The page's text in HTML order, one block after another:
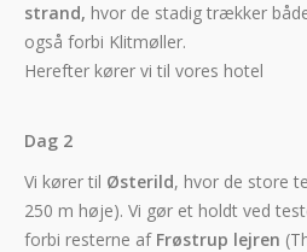
strand, hvor de stadig trækker
også forbi Klitmøller.
Herefter kører vi til vores hotel
Dag 2
Vi kører til Østerild, hvor de store
250 m høje). Vi gør et holdt ved
forbi resterne af Frøstrup lejren